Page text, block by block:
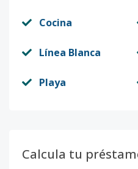
Cocina
Línea Blanca
Playa
Calcula tu